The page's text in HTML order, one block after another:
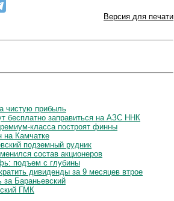
Версия для печати
чистую прибыль
бесплатно заправиться на АЗС ННК
класса построят финны
на Камчатке
подземный рудник
состав акционеров
подъем с глубины
дивиденды за 9 месяцев втрое
за Бараньевский
ГМК